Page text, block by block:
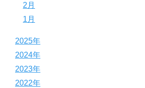
2月
1月
2025年
2024年
2023年
2022年